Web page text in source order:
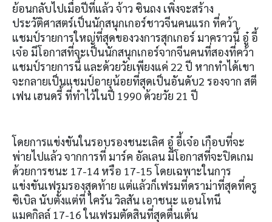
ย้อนกลับไปเมื่อปีที่แล้ว จ้าว ซินถง เพิ่งจะสร้าง
ประวัติศาสตร์เป็นนักสนุกเกอร์ชาวจีนคนแรก ที่คว้า
แชมป์รายการใหญ่ที่สุดของวงการสุกเกอร์ มาคราวนี้ อู๋ อี้
เจ๋อ มีโอกาสที่จะเป็นนักสนุกเกอร์จากจีนคนที่สองที่คว้า
แชมป์รายการนี้ และด้วยวัยเพียงแค่ 22 ปี หากทำได้เขา
จะกลายเป็นแชมป์อายุน้อยที่สุดเป็นอันดับ2 รองจาก สตี
เฟน เฮนดรี้ ที่ทำไว้ในปี 1990 ด้วยวัย 21 ปี
โดยการแข่งขันในรอบรองชนะเลิศ อู๋ อี้เจ๋อ เกือบที่จะ
พ่ายไปแล้ว จากการที่ มาร์ค อัลเลน มีโอกาสที่จะปิดเกม
ด้วยการชนะ 17-14 หรือ 17-15 โดยเฉพาะในการ
แข่งขันเฟรมรองสุดท้าย แต่แล้วก็เฟรมที่ดราม่าที่สุดที่ครู
ซิเบิล นับตั้งแต่ที่ ไครัน วิลสัน เอาชนะ แอนโทนี
แมคกิลล์ 17-16 ในเฟรมตัดสินที่สุดตื่นเต้น